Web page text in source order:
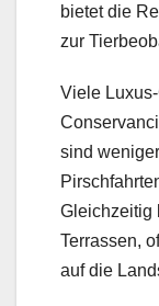
bietet die
zur
Viele
sind
Gleichzeitig
Terrassen,
auf die